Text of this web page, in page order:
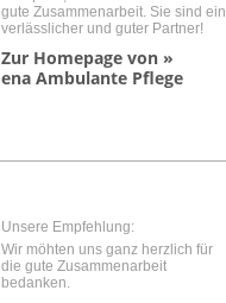
gute Zusammenarbeit. Sie sind ein
verlässlicher und guter Partner!
Zur Homepage von »
ena Ambulante Pflege
Unsere Empfehlung:
Wir möhten uns ganz herzlich für
die gute Zusammenarbeit
bedanken.